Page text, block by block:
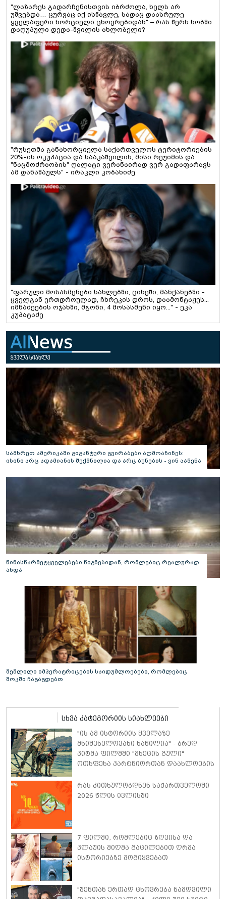
"ლაზარეს გადარჩენისთვის იბრძოლა, ხელს არ
უშვებდა… ცურვაც იქ ისწავლე, სადაც დაასრულე
ყველაფერი ხორციელი ცხოვრებიდან" – რას წერს ხობში
დაღუპული დედა-შვილის ახლობელი?
"რუსეთმა განახორციელა საქართველოს ტერიტორიების
20%-ის ოკუპაცია და სააკაშვილის, მისი რეჟიმის და
"ნაცმოძრაობის" ღალატი ვერანაირად ვერ გადაფარავს
ამ დანაშაულს" - ირაკლი კობახიძე
"ფარული მოსასმენები სახლებში, ციხეში, მანქანებში -
ყველგან ერთდროულად, ჩხრეკის დროს, დაამონტაჟეს...
იმნაძეების ოჯახში, მგონი, 4 მოსასმენი იყო..." - ეკა
კუპატაძე
სამხრეთ ამერიკაში გიგანტური გვირაბები აღმოაჩინეს:
ისინი არც ადამიანის შექმნილია და არც ბუნების - ვინ ააშენა
წინასწარმეტყველებები წიგნებიდან, რომლებიც რეალურად
ახდა
შეშლილი იმპერატრიცების საიდუმლოებები, რომლებიც
შოკში ჩაგაგდებთ
სხვა კატეგორიის სიახლეები
"ის ამ ისტორიის ყველაზე
მნიშვნელოვანი ნაწილია" - ბრედ
პიტმა ფილმში "მხეცის გული"
ოთხფეხა პარტნიორთან დაახლოების
ისაუბრა
რას კითხულობდნენ საქართველოში
2026 წლის ივლისში
7 ფილმი, რომლებიც ზღვისა და
პლაჟის მიღმა გაცილებით ღრმა
ისტორიებზე მოგიყვებათ
"შენთან ერთად ცხოვრება ნამდვილი